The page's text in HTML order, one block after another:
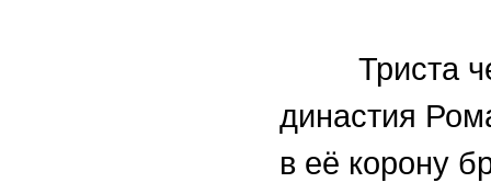
Триста
династия
в её корону